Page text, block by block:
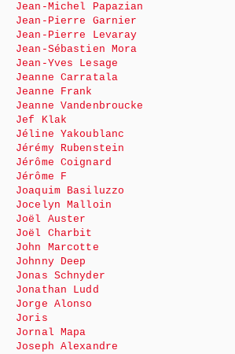
Jean-Michel Papazian
Jean-Pierre Garnier
Jean-Pierre Levaray
Jean-Sébastien Mora
Jean-Yves Lesage
Jeanne Carratala
Jeanne Frank
Jeanne Vandenbroucke
Jef Klak
Jéline Yakoublanc
Jérémy Rubenstein
Jérôme Coignard
Jérôme F
Joaquim Basiluzzo
Jocelyn Malloin
Joël Auster
Joël Charbit
John Marcotte
Johnny Deep
Jonas Schnyder
Jonathan Ludd
Jorge Alonso
Joris
Jornal Mapa
Joseph Alexandre